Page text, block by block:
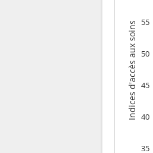
Indices d'accès aux soins
35
40
45
50
55